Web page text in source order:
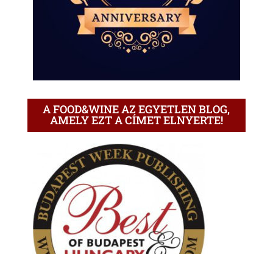
A FOOD&WINE AZ EGYETLEN BLOG,
AMELY EZT A CÍMET ELNYERTE!